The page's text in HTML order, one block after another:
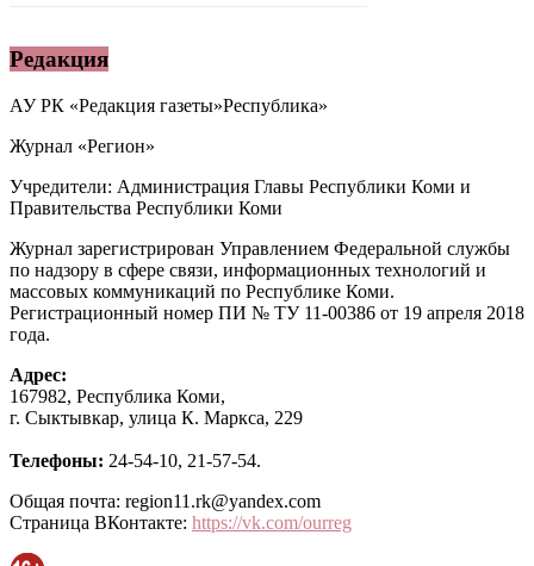
Редакция
АУ РК «Редакция газеты»Республика»
Журнал «Регион»
Учредители: Администрация Главы Республики Коми и
Правительства Республики Коми
Журнал зарегистрирован Управлением Федеральной службы
по надзору в сфере связи, информационных технологий и
массовых коммуникаций по Республике Коми.
Регистрационный номер ПИ № ТУ 11-00386 от 19 апреля 2018
года.
Адрес:
167982, Республика Коми,
г. Сыктывкар, улица К. Маркса, 229
Телефоны: 24-54-10, 21-57-54.
Общая почта: region11.rk@yandex.com
Страница ВКонтакте: https://vk.com/ourreg